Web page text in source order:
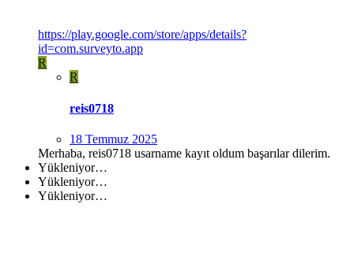
https://play.google.com/store/apps/details?
id=com.surveyto.app
R
R
reis0718
18 Temmuz 2025
Merhaba, reis0718 usarname kayıt oldum başarılar dilerim.
Yükleniyor…
Yükleniyor…
Yükleniyor…